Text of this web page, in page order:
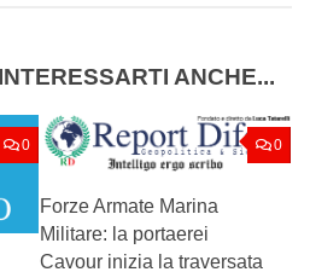
ANCHE...
0 0
Forze Armate Marina
Militare: la portaerei
Cavour inizia la traversata